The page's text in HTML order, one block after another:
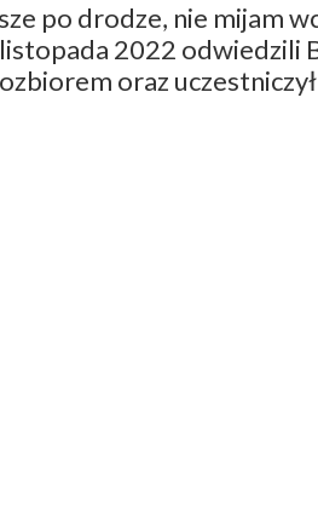
po drodze, nie mijam
2022 odwiedzili
oraz